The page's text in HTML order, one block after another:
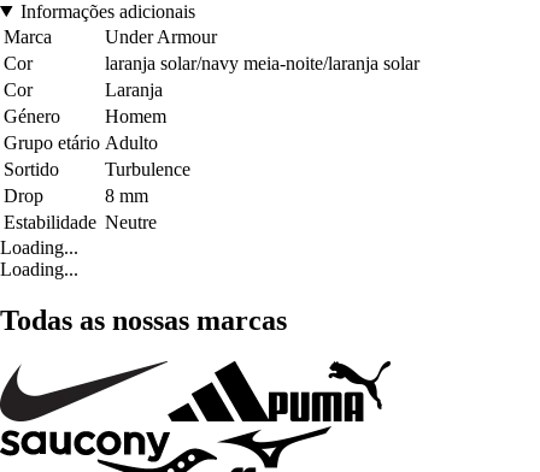
Informações adicionais
Marca
Under Armour
Cor
laranja solar/navy meia-noite/laranja solar
Cor
Laranja
Género
Homem
Grupo etário Adulto
Sortido
Turbulence
Drop
8 mm
Estabilidade Neutre
Loading...
Loading...
Todas as nossas marcas